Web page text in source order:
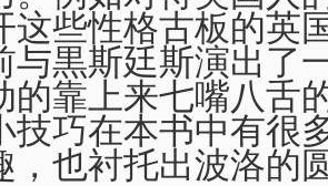
这些性格古板的英
与黒斯廷斯演出了
的靠上来七嘴八
技巧在本书中有很
，也衬托出波洛的